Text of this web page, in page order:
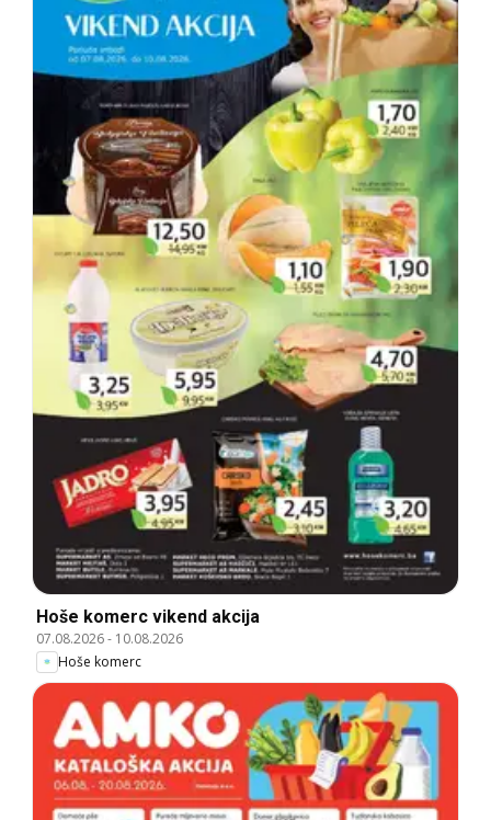
Hoše komerc vikend akcija
07.08.2026- 10.08.2026
Hoše komerc